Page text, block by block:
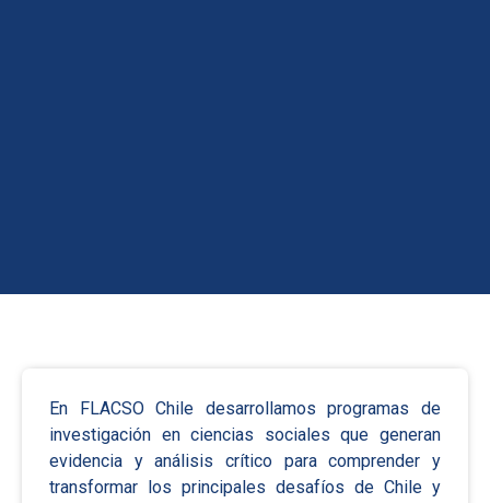
En FLACSO Chile desarrollamos programas de
investigación en ciencias sociales que generan
evidencia y análisis crítico para comprender y
transformar los principales desafíos de Chile y